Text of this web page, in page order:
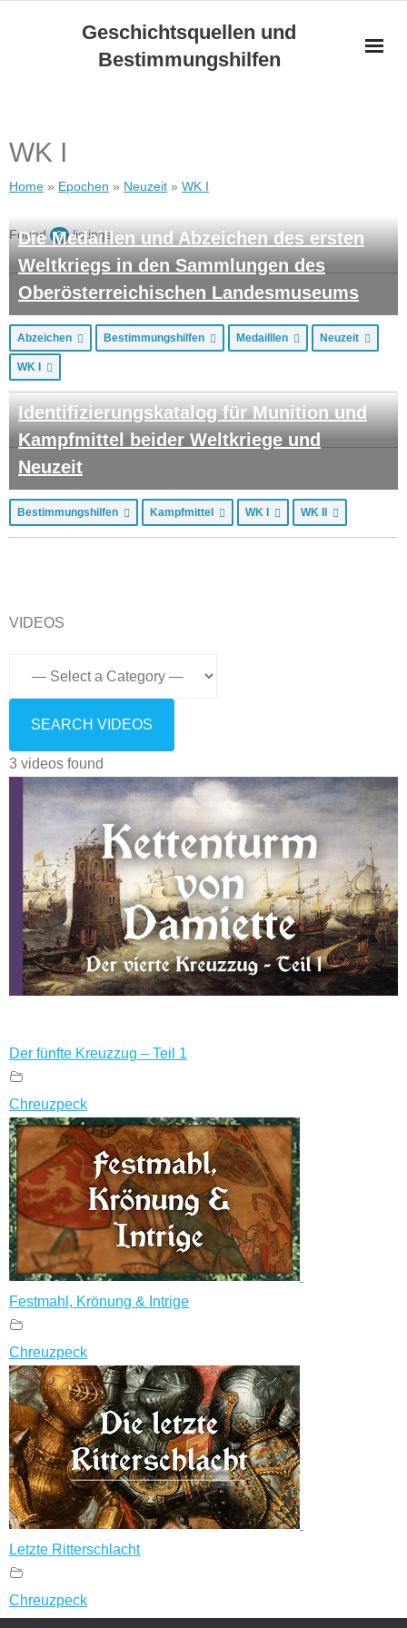
Geschichtsquellen und
Bestimmungshilfen
WK I
Home » Epochen » Neuzeit » WK I
Found 2 listings
Die Medaillen und Abzeichen des ersten
Weltkriegs in den Sammlungen des
Oberösterreichischen Landesmuseums
Abzeichen Bestimmungshilfen Medailllen Neuzeit
WK I
Identifizierungskatalog für Munition und
Kampfmittel beider Weltkriege und
Neuzeit
Bestimmungshilfen Kampfmittel WK I WK II
VIDEOS
3 videos found
Der fünfte Kreuzzug – Teil 1
Chreuzpeck
Festmahl, Krönung & Intrige
Chreuzpeck
Letzte Ritterschlacht
Chreuzpeck